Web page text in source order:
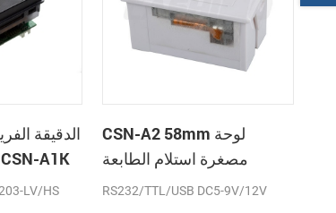
الطابعة الحرارية CSN-A1K
CSN-A2 58mm لوحة
مصغرة استلام الطابعة
الحرارية
RS232/TTL/USB DC5-9V/12V